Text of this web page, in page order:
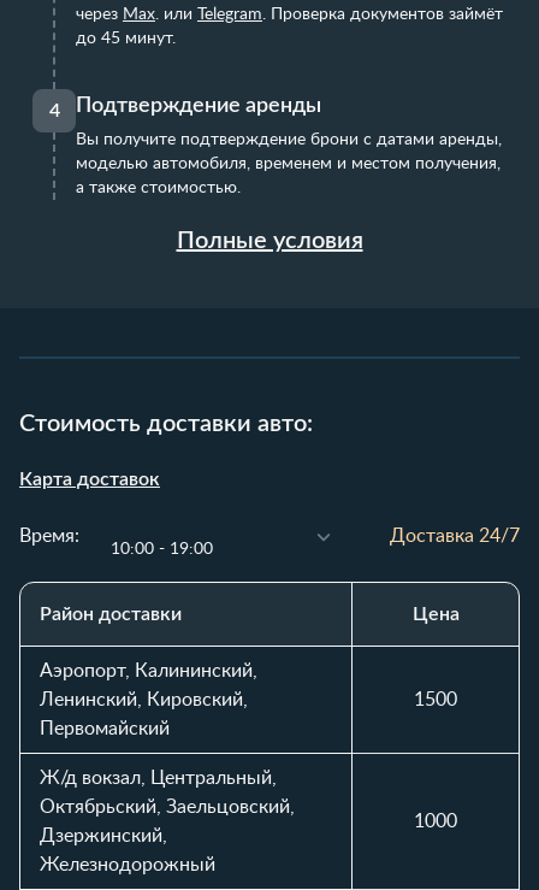
через Max. или Telegram. Проверка документов займёт
до 45 минут.
4 Подтверждение аренды
Вы получите подтверждение брони с датами аренды,
моделью автомобиля, временем и местом получения,
а также стоимостью.
Полные условия
Стоимость доставки авто:
Карта доставок
Время:
10:00 - 19:00
Доставка 24/7
Таблица стоимости доставки автомобиля по районам и
Район доставки Цена
Аэропорт, Калининский,
Ленинский, Кировский,
Первомайский
1500
Ж/д вокзал, Центральный,
Октябрьский, Заельцовский,
Дзержинский,
Железнодорожный
1000